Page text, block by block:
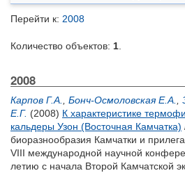
Перейти к: 2008
Количество объектов: 1
2008
Карпов Г.А. Бонч-Осмоловская Е.А.
Е.Г. (2008) К характеристике
кальдеры Узон (Восточная Камчатка)
биоразнообразия Камчатки и
VIII международной научной
летию с начала Второй Камчатской